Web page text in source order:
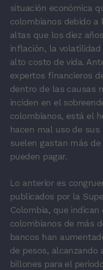
situación económica
colombianos debido
altas que los diez
inflación, la volatilidad
alto costo de vida.
expertos financieros
dentro de las causas
inciden en el
colombianos, está el
hacen mal uso de
suelen gastan más
pueden pagar.
Lo anterior es
publicados por la
Colombia, que
colombianos de más
bancos han
de pesos, alcanzando
billones para el